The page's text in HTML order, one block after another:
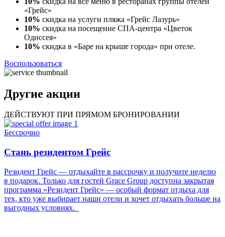
«Грейс»
10% скидка на услуги пляжа «Грейс Лазурь»
10% скидка на посещение СПА-центра «Цветок
Одиссея»
10% скидка в «Баре на крыше города» при отеле.
Воспользоваться
Другие акции
ДЕЙСТВУЮТ ПРИ ПРЯМОМ БРОНИРОВАНИИ
Бессрочно
Стань резидентом Грейс
Резидент Грейс — отдыхайте в рассрочку и получите неделю
в подарок. Только для гостей Grace Group доступна закрытая
программа «Резидент Грейс» — особый формат отдыха для
тех, кто уже выбирает наши отели и хочет отдыхать больше на
выгодных условиях.